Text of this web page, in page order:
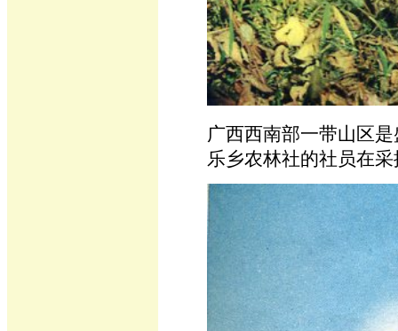
广西西南部一带山区
乐乡农林社的社员在